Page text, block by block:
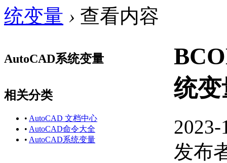
统变量 › 查看内容
AutoCAD系统变量
相关分类
• AutoCAD 文档中心
• AutoCAD命令大全
• AutoCAD系统变量
统
2023-
发布